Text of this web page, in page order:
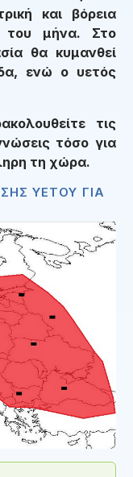
και βόρεια
του μήνα. Στο
θα κυμανθεί
ενώ ο υετός
τις
τόσο για
τη χώρα.
ΥΕΤΟΥ ΓΙΑ